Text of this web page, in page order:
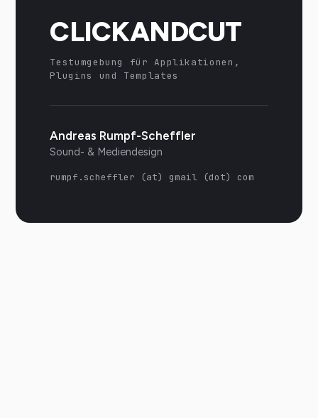
CLICKANDCUT
Testumgebung für Applikationen,
Plugins und Templates
Andreas Rumpf-Scheffler
Sound- & Mediendesign
rumpf.scheffler (at) gmail (dot) com